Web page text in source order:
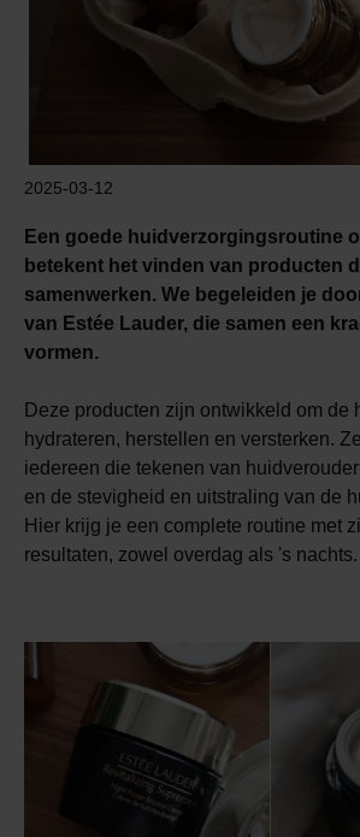
2025-03-12
Een goede huidverzorgingsroutine
betekent het vinden van producten
samenwerken. We begeleiden je
van Estée Lauder, die samen een
vormen.
Deze producten zijn ontwikkeld om de
hydrateren, herstellen en versterken.
iedereen die tekenen van
en de stevigheid en uitstraling van de
Hier krijg je een complete routine met
resultaten, zowel overdag als 's nachts.